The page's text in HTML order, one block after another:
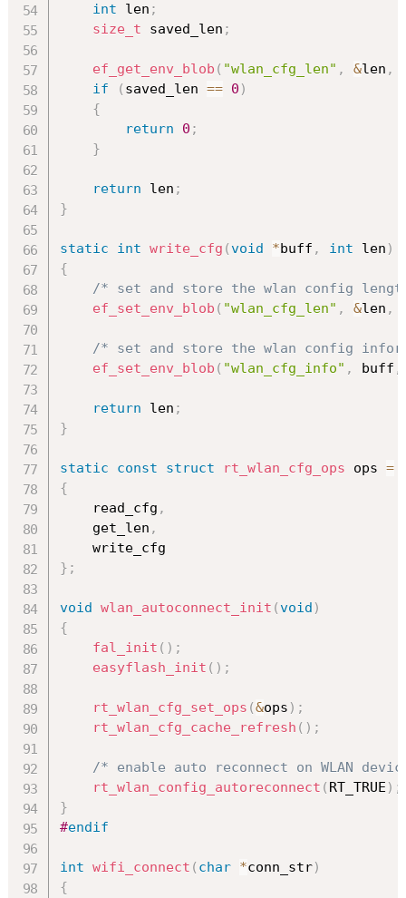
int len ;
size_t saved_len ;
ef_get_env_blob ( "wlan_cfg_len" , &len ,
if
( saved_len == 0 )
{
return
0 ;
}
return len ;
}
static int write_cfg (void *buff , int len )
{
/* set and store the wlan config
ef_set_env_blob ( "wlan_cfg_len" , &len ,
/* set and store the wlan config
ef_set_env_blob ( "wlan_cfg_info" , buff ,
return len ;
}
static const struct rt_wlan_cfg_ops ops =
{
    read_cfg
,
    get_len
,
} ;
void wlan_autoconnect_init (void )
{
fal_init ( ) ;
easyflash_init ( ) ;
rt_wlan_cfg_set_ops (&ops ) ;
rt_wlan_cfg_cache_refresh ( ) ;
/* enable auto reconnect on WLAN
rt_wlan_config_autoreconnect ( RT_TRUE ) ;
}
#endif
int wifi_connect ( char *conn_str)
{